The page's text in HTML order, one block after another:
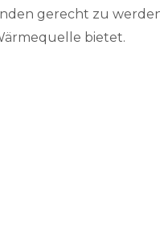
gerecht zu
bietet.